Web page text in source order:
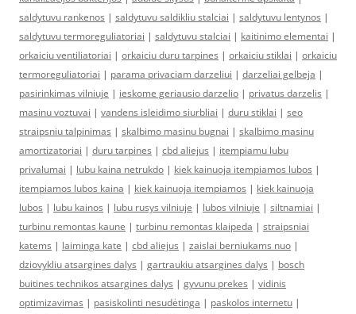
saldytuvu rankenos | saldytuvu saldikliu stalciai | saldytuvu lentynos |
saldytuvu termoreguliatoriai | saldytuvu stalciai | kaitinimo elementai |
orkaiciu ventiliatoriai | orkaiciu duru tarpines | orkaiciu stiklai | orkaiciu
termoreguliatoriai | parama privaciam darzeliui | darzeliai gelbeja |
pasirinkimas vilniuje | ieskome geriausio darzelio | privatus darzelis |
masinu voztuvai | vandens isleidimo siurbliai | duru stiklai | seo
straipsniu talpinimas | skalbimo masinu bugnai | skalbimo masinu
amortizatoriai | duru tarpines | cbd aliejus | itempiamu lubu
privalumai | lubu kaina netrukdo | kiek kainuoja itempiamos lubos |
itempiamos lubos kaina | kiek kainuoja itempiamos | kiek kainuoja
lubos | lubu kainos | lubu rusys vilniuje | lubos vilniuje | siltnamiai |
turbinu remontas kaune | turbinu remontas klaipeda | straipsniai
katems | laiminga kate | cbd aliejus | zaislai berniukams nuo |
dziovykliu atsargines dalys | gartraukiu atsargines dalys | bosch
buitines technikos atsargines dalys | gyvunu prekes | vidinis
optimizavimas | pasiskolinti nesudėtinga | paskolos internetu |